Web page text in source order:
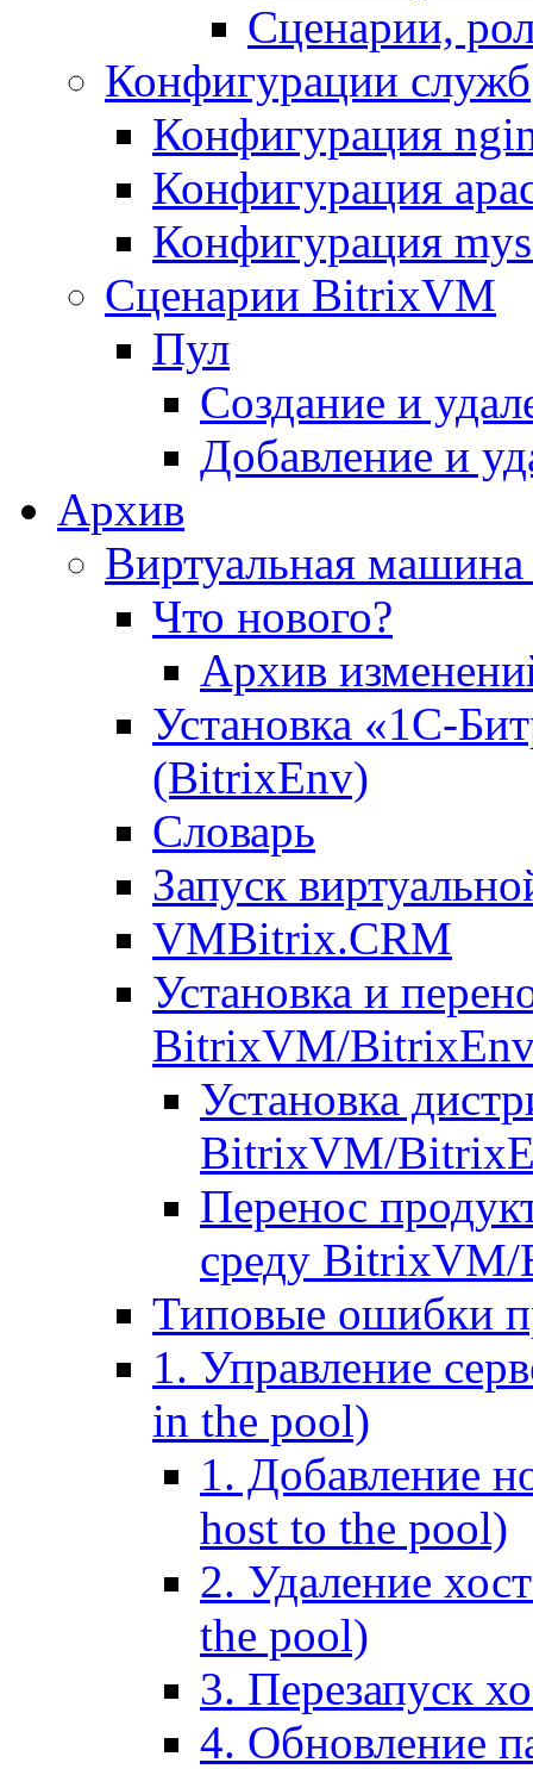
Сценарии,
Конфигурации служб
Конфигурация
Конфигурация
Конфигурация
Сценарии BitrixVM
Пул
Создание и
Добавление и
Архив
Виртуальная
Что нового?
Архив
Установка «1С-
(BitrixEnv)
Словарь
Запуск
VMBitrix.CRM
Установка и
BitrixVM/
Установка
BitrixVM/
Перенос
среду
Типовые ошибки
1. Управление
in the pool)
1. Добавление
host to the pool)
2. Удаление
the pool)
3. Перезапуск
4. Обновление